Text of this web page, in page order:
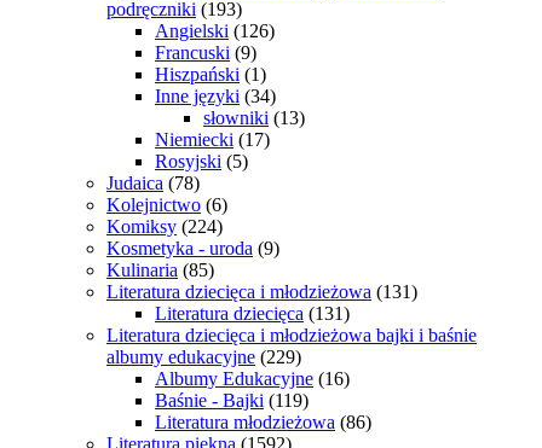
podręczniki (193)
Angielski (126)
Francuski (9)
Hiszpański (1)
Inne języki (34)
słowniki (13)
Niemiecki (17)
Rosyjski (5)
Judaica (78)
Kolejnictwo (6)
Komiksy (224)
Kosmetyka - uroda (9)
Kulinaria (85)
Literatura dziecięca i młodzieżowa (131)
Literatura dziecięca (131)
Literatura dziecięca i młodzieżowa bajki i baśnie
albumy edukacyjne (229)
Albumy Edukacyjne (16)
Baśnie - Bajki (119)
Literatura młodzieżowa (86)
Literatura piękna (1592)